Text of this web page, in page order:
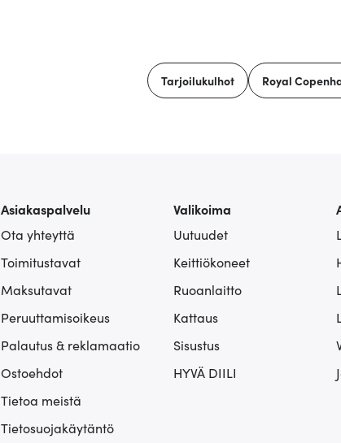
Tarjoilukulhot Royal
Asiakaspalvelu
Ota yhteyttä
Toimitustavat
Maksutavat
Peruuttamisoikeus
Palautus & reklamaatio
Ostoehdot
Tietoa meistä
Tietosuojakäytäntö
Valikoima
Uutuudet
Keittiökoneet
Ruoanlaitto
Kattaus
Sisustus
HYVÄ DIILI